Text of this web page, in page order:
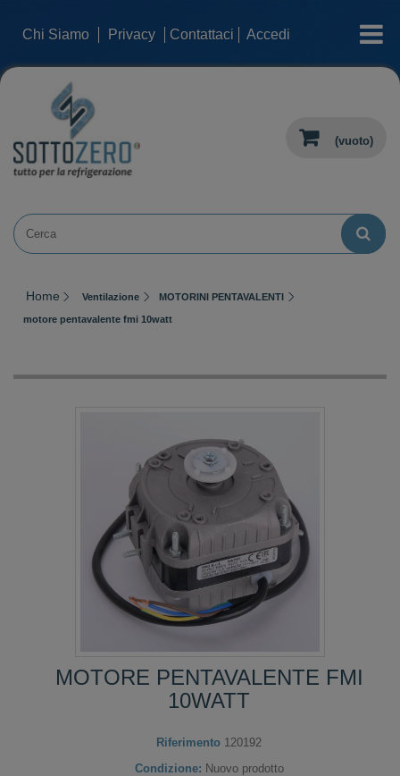
Chi Siamo Privacy Contattaci Accedi categorie
(vuoto)
Home Ventilazione MOTORINI PENTAVALENTI
motore pentavalente fmi 10watt
MOTORE PENTAVALENTE FMI
10WATT
Riferimento 120192
Condizione: Nuovo prodotto